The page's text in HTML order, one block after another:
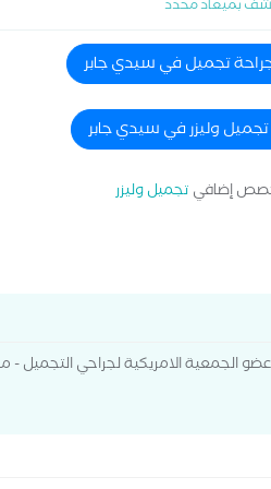
بميعاد محدد
تجميل في سيدي جابر
وليزر في سيدي جابر
إضافي تجميل وليزر
الجمعية الامريكية لجراحي التجميل -